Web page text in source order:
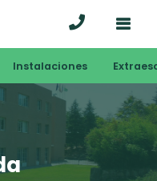
Instalaciones